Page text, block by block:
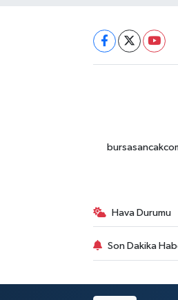
Hava Durumu
Son Dakika